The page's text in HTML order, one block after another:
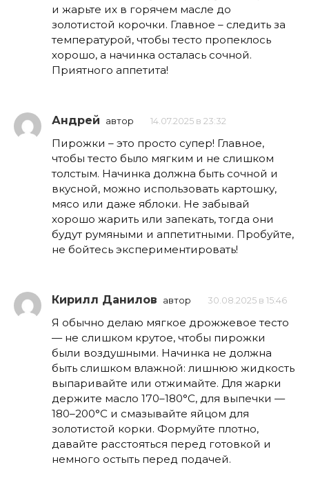
и жарьте их в горячем масле до
золотистой корочки. Главное – следить за
температурой, чтобы тесто пропеклось
хорошо, а начинка осталась сочной.
Приятного аппетита!
Андрей автор 14.07.2025 в 23:32
Пирожки – это просто супер! Главное,
чтобы тесто было мягким и не слишком
толстым. Начинка должна быть сочной и
вкусной, можно использовать картошку,
мясо или даже яблоки. Не забывай
хорошо жарить или запекать, тогда они
будут румяными и аппетитными. Пробуйте,
не бойтесь экспериментировать!
Кирилл Данилов автор 30.08.2025 в 15:46
Я обычно делаю мягкое дрожжевое тесто
— не слишком крутое, чтобы пирожки
были воздушными. Начинка не должна
быть слишком влажной: лишнюю жидкость
выпаривайте или отжимайте. Для жарки
держите масло 170–180°C, для выпечки —
180–200°C и смазывайте яйцом для
золотистой корки. Формуйте плотно,
давайте расстояться перед готовкой и
немного остыть перед подачей.